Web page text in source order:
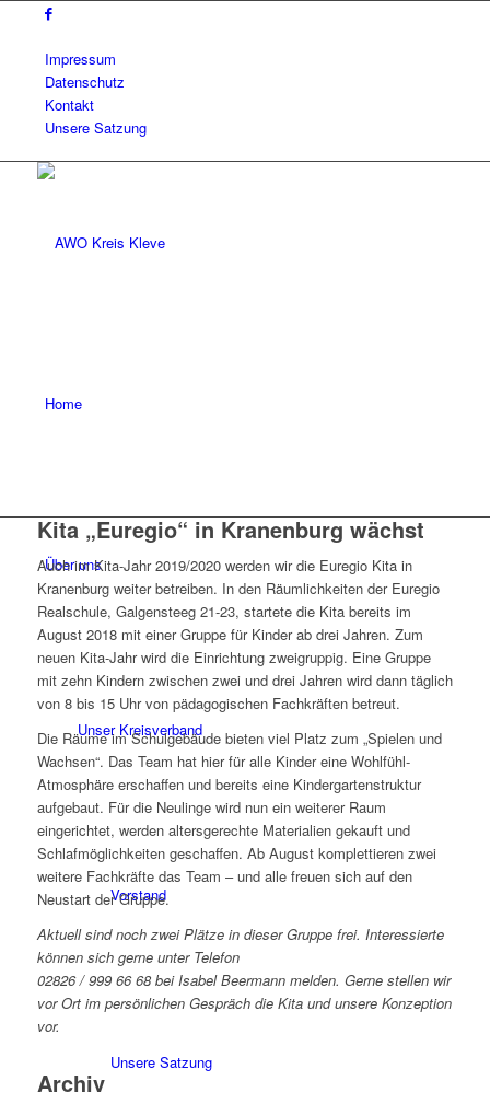
Impressum
Datenschutz
Kontakt
Unsere Satzung
Home
Über uns
Unser Kreisverband
Vorstand
Unsere Satzung
Kita „Euregio“ in Kranenburg wächst
Auch im Kita-Jahr 2019/2020 werden wir die Euregio Kita in
Kranenburg weiter betreiben. In den Räumlichkeiten der Euregio
Realschule, Galgensteeg 21-23, startete die Kita bereits im
August 2018 mit einer Gruppe für Kinder ab drei Jahren. Zum
neuen Kita-Jahr wird die Einrichtung zweigruppig. Eine Gruppe
mit zehn Kindern zwischen zwei und drei Jahren wird dann täglich
von 8 bis 15 Uhr von pädagogischen Fachkräften betreut.
Die Räume im Schulgebäude bieten viel Platz zum „Spielen und
Wachsen“. Das Team hat hier für alle Kinder eine Wohlfühl-
Atmosphäre erschaffen und bereits eine Kindergartenstruktur
aufgebaut. Für die Neulinge wird nun ein weiterer Raum
eingerichtet, werden altersgerechte Materialien gekauft und
Schlafmöglichkeiten geschaffen. Ab August komplettieren zwei
weitere Fachkräfte das Team – und alle freuen sich auf den
Neustart der Gruppe.
Aktuell sind noch zwei Plätze in dieser Gruppe frei. Interessierte
können sich gerne unter Telefon
02826 / 999 66 68 bei Isabel Beermann melden. Gerne stellen wir
vor Ort im persönlichen Gespräch die Kita und unsere Konzeption
vor.
Archiv